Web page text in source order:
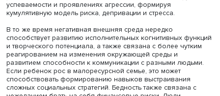
Встречаются и парадоксальные результаты:
подвергавшиеся насилию и жившие в бедности, чаще
склонны к эмпатии и альтруизму.
Тяжелые экономические условия далеко не всегда
раннее начало сексуальной жизни, но ускоряют
созревание у девочек; напротив, спокойная внешняя
замедляет его. При этом влияние родителей на
детей достаточно велико: если девочка видит, что у
много партнеров, она более раскована в